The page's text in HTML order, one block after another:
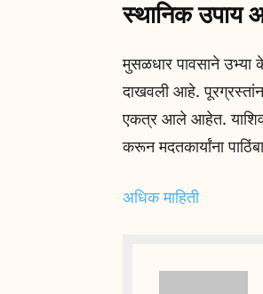
स्थानिक उपाय
मुसळधार पावसाने उभ्या
दाखवली आहे.
एकत्र आले आहेत.
करून मदतकार्यांना
अधिक माहिती